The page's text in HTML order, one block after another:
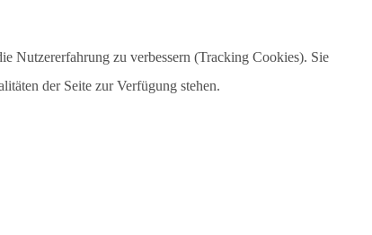
Nutzererfahrung zu verbessern (Tracking Cookies). Sie
der Seite zur Verfügung stehen.